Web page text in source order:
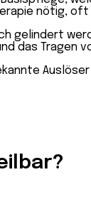
nötig, oft
gelindert
das Tragen